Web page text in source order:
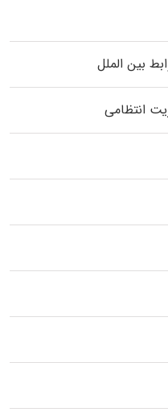
بین الملل
انتظامی